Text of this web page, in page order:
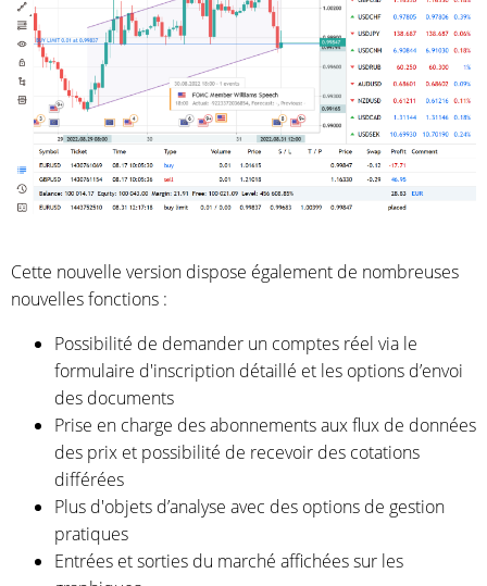
Cette nouvelle version dispose également de nombreuses
nouvelles fonctions :
Possibilité de demander un comptes réel via le
formulaire d'inscription détaillé et les options d’envoi
des documents
Prise en charge des abonnements aux flux de données
des prix et possibilité de recevoir des cotations
différées
Plus d'objets d’analyse avec des options de gestion
pratiques
Entrées et sorties du marché affichées sur les